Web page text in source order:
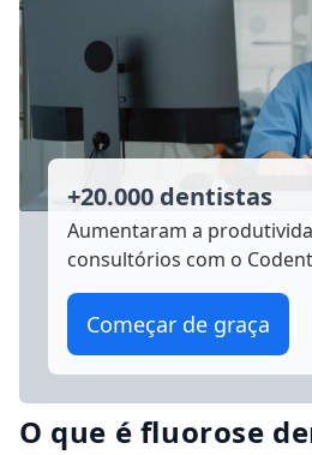
+20.000 dentistas
Aumentaram a
consultórios com o
Começar de graça
O que é fluorose